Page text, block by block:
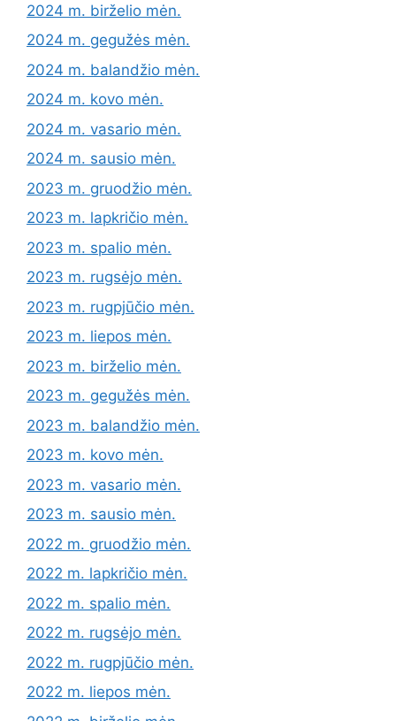
2024 m. birželio mėn.
2024 m. gegužės mėn.
2024 m. balandžio mėn.
2024 m. kovo mėn.
2024 m. vasario mėn.
2024 m. sausio mėn.
2023 m. gruodžio mėn.
2023 m. lapkričio mėn.
2023 m. spalio mėn.
2023 m. rugsėjo mėn.
2023 m. rugpjūčio mėn.
2023 m. liepos mėn.
2023 m. birželio mėn.
2023 m. gegužės mėn.
2023 m. balandžio mėn.
2023 m. kovo mėn.
2023 m. vasario mėn.
2023 m. sausio mėn.
2022 m. gruodžio mėn.
2022 m. lapkričio mėn.
2022 m. spalio mėn.
2022 m. rugsėjo mėn.
2022 m. rugpjūčio mėn.
2022 m. liepos mėn.